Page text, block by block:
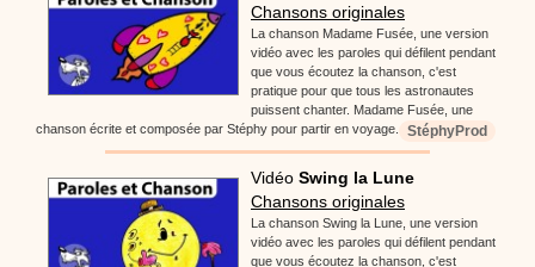
Chansons originales
La chanson Madame Fusée, une version
vidéo avec les paroles qui défilent pendant
que vous écoutez la chanson, c'est
pratique pour que tous les astronautes
puissent chanter. Madame Fusée, une
chanson écrite et composée par Stéphy pour partir en voyage.
StéphyProd
Vidéo Swing la Lune
Chansons originales
La chanson Swing la Lune, une version
vidéo avec les paroles qui défilent pendant
que vous écoutez la chanson, c'est